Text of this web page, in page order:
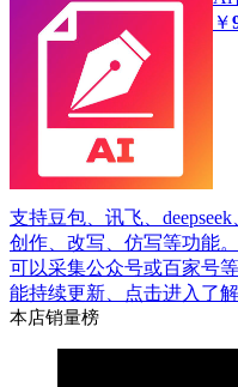
￥
支持豆包、讯飞、
创作、改写、仿写等功能。
可以采集公众号或百家号
能持续更新、点击进入了解
本店销量榜